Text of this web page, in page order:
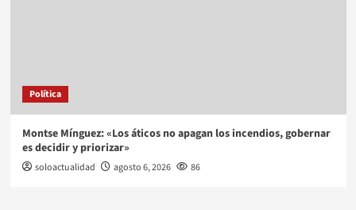
Política
Montse Mínguez: «Los áticos no apagan los incendios, gobernar
es decidir y priorizar»
soloactualidad agosto 6, 2026 86